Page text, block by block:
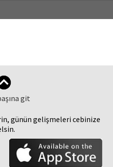
git
günün gelişmeleri cebinize